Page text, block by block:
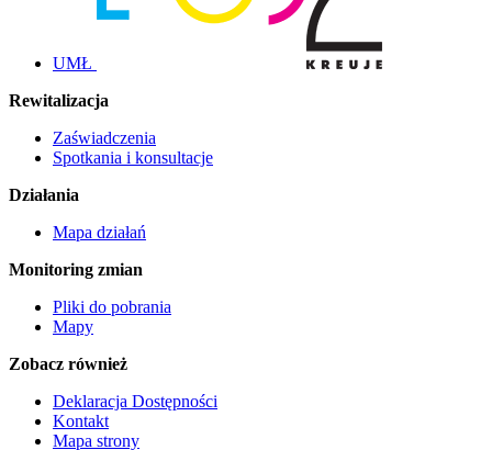
UMŁ
Rewitalizacja
Zaświadczenia
Spotkania i konsultacje
Działania
Mapa działań
Monitoring zmian
Pliki do pobrania
Mapy
Zobacz również
Deklaracja Dostępności
Kontakt
Mapa strony